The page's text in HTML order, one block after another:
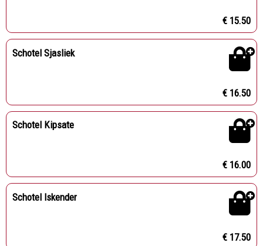
€ 15.50
Schotel Sjasliek
€ 16.50
Schotel Kipsate
€ 16.00
Schotel Iskender
€ 17.50